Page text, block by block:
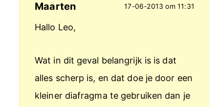
Maarten 17-06-2013 om 11:31
Hallo Leo,
Wat in dit geval belangrijk is is dat
alles scherp is, en dat doe je door een
kleiner diafragma te gebruiken dan je